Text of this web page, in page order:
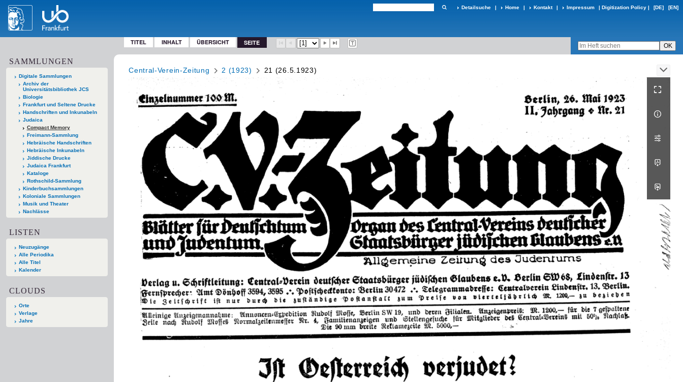
Detailsuche | Home | Kontakt | Impressum | Digitization Policy | [DE] [EN]
TITEL INHALT ÜBERSICHT SEITE
SAMMLUNGEN
Digitale Sammlungen
Archiv der
Universitätsbibliothek JCS
Biologie
Frankfurt und Seltene Drucke
Handschriften und Inkunabeln
Judaica
Compact Memory
Freimann-Sammlung
Hebräische Handschriften
Hebräische Inkunabeln
Jiddische Drucke
Judaica Frankfurt
Kataloge
Rothschild-Sammlung
Kinderbuchsammlungen
Koloniale Sammlungen
Musik und Theater
Nachlässe
LISTEN
Neuzugänge
Alle Periodika
Alle Titel
Kalender
CLOUDS
Orte
Verlage
Jahre
Central-Verein-Zeitung 2 (1923) 21 (26.5.1923)